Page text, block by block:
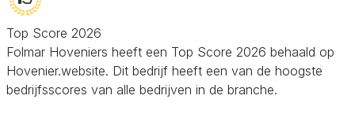
Top Score 2026
Folmar Hoveniers heeft een Top Score 2026 behaald op
Hovenier.website. Dit bedrijf heeft een van de hoogste
bedrijfsscores van alle bedrijven in de branche.